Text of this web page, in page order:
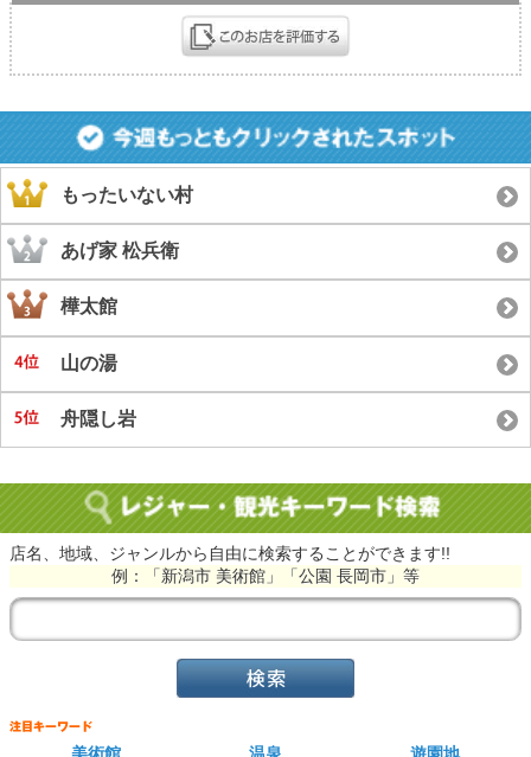
もったいない村
あげ家 松兵衛
樺太館
山の湯
舟隠し岩
店名、地域、ジャンルから自由に検索することができます!!
例：「新潟市 美術館」「公園 長岡市」等